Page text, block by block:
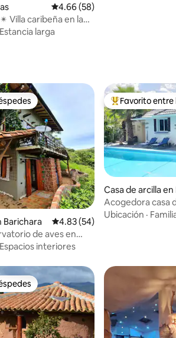
Calificación promedio: 4.66 de
4.66 (58)
Villa caribeña en la
Estancia larga
Barichara Calificación promedio: 4.83 de
4.83 (54)
de aves en
Espacios interiores
De los mejores
Favorito entre
Casa de arcilla en Runaway Ba
y
Acogedora casa
recámaras |
Ubicación ·